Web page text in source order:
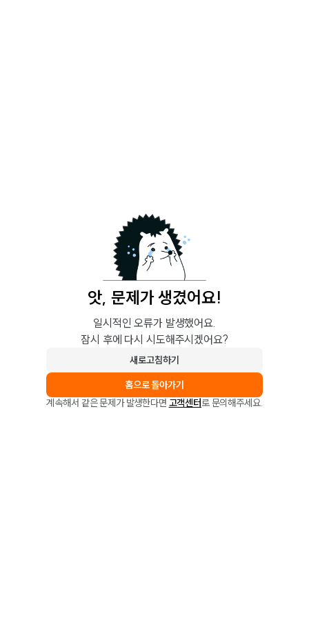
앗, 문제가 생겼어요!
일시적인 오류가 발생했어요.
잠시 후에 다시 시도해주시겠어요?
새로고침하기
홈으로 돌아가기
계속해서 같은 문제가 발생한다면 고객센터로 문의해주세요.